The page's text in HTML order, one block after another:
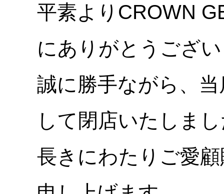
平素よりCROWN
にありがとうござ
誠に勝手ながら、
して閉店いたしま
長きにわたりご愛